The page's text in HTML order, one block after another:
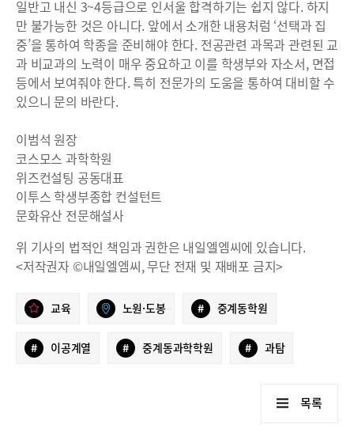
일반고 내신 3~4등급으로 인서울 합격하기는 쉽지 않다. 하지
만 불가능한 것은 아니다. 앞에서 소개한 내용처럼 ‘선택과 집
중’을 통하여 학종을 준비해야 한다. 전공관련 과목과 관련된 교
과 비교과의 노력이 매우 중요하고 이를 학생부와 자소서, 면접
등에서 보여줘야 한다. 특히 전문가의 도움을 통하여 대비할 수
있으니 문의 바란다.
이범석 원장
코스모스 과학학원
위즈컨설팅 공동대표
이투스 학생부종합 컨설턴트
문화유산 전문해설사
위 기사의 법적인 책임과 권한은 내일엘엠씨에 있습니다.
<저작권자 ©내일엘엠씨, 무단 전재 및 재배포 금지>
교육 노원·도봉 # 중계동학원
# 이공계열 # 중계동과학학원 # 과탐
목록